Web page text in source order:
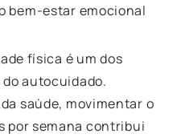
bem-estar emocional
física é um dos
autocuidado.
saúde, movimentar o
por semana contribui